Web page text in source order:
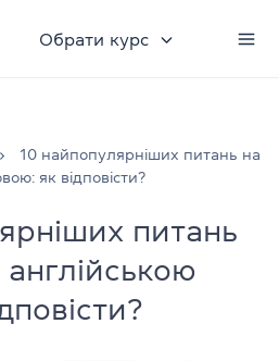
Обрати курс
10 найпопулярніших питань на
як відповісти?
питань
англійською